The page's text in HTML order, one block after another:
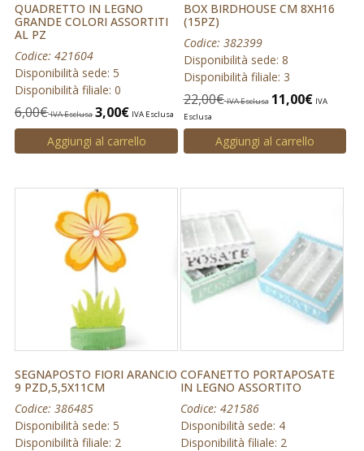
QUADRETTO IN LEGNO
GRANDE COLORI ASSORTITI
AL PZ
Codice: 421604
Disponibilità sede: 5
Disponibilità filiale: 0
6,00€ IVA Esclusa 3,00€ IVA Esclusa
Aggiungi al carrello
BOX BIRDHOUSE CM 8XH16
(15PZ)
Codice: 382399
Disponibilità sede: 8
Disponibilità filiale: 3
22,00€ IVA Esclusa 11,00€ IVA
Esclusa
Aggiungi al carrello
SEGNAPOSTO FIORI ARANCIO
9 PZD,5,5X11CM
Codice: 386485
Disponibilità sede: 5
Disponibilità filiale: 2
COFANETTO PORTAPOSATE
IN LEGNO ASSORTITO
Codice: 421586
Disponibilità sede: 4
Disponibilità filiale: 2